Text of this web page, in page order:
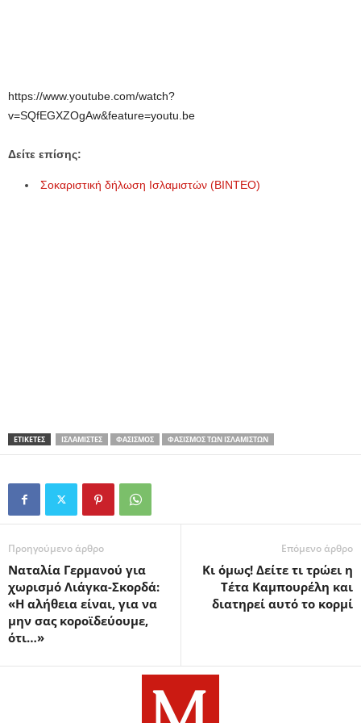
https://www.youtube.com/watch?
v=SQfEGXZOgAw&feature=youtu.be
Δείτε επίσης:
Σοκαριστική δήλωση Ισλαμιστών (ΒΙΝΤΕΟ)
ΕΤΙΚΕΤΕΣ ΙΣΛΑΜΙΣΤΈΣ ΦΑΣΙΣΜΌΣ ΦΑΣΙΣΜΌΣ ΤΩΝ ΙΣΛΑΜΙΣΤΏΝ
Προηγούμενο άρθρο
Ναταλία Γερμανού για
χωρισμό Λιάγκα-Σκορδά:
«Η αλήθεια είναι, για να
μην σας κοροϊδεύουμε,
ότι…»
Επόμενο άρθρο
Κι όμως! Δείτε τι τρώει η
Τέτα Καμπουρέλη και
διατηρεί αυτό το κορμί